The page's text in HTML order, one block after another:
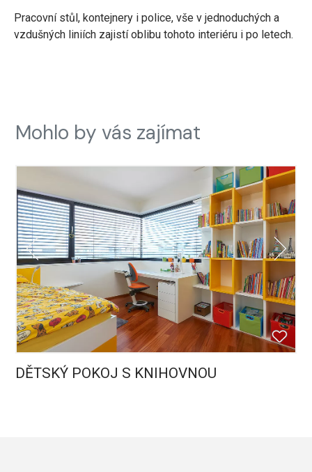
Pracovní stůl, kontejnery i police, vše v jednoduchých a
vzdušných liniích zajistí oblibu tohoto interiéru i po letech.
Mohlo by vás zajímat
DĚTSKÝ POKOJ S KNIHOVNOU